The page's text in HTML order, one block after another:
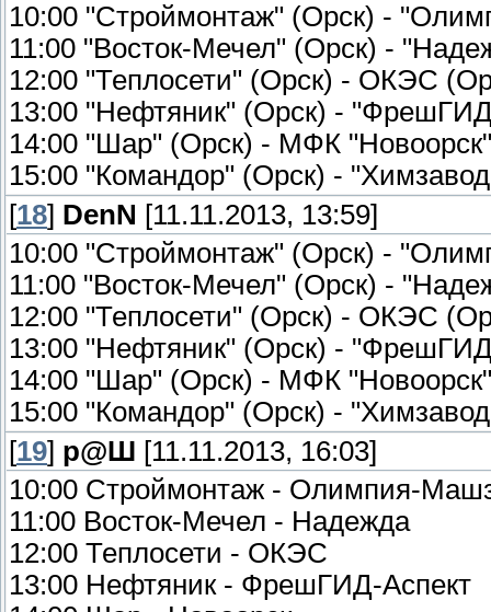
10:00 "Строймонтаж" (Орск) -
11:00 "Восток-Мечел" (Орск) -
12:00 "Теплосети" (Орск) - ОКЭС
13:00 "Нефтяник" (Орск) -
14:00 "Шар" (Орск) - МФК
15:00 "Командор" (Орск) -
[18] DenN [11.11.2013, 13:59]
10:00 "Строймонтаж" (Орск) -
11:00 "Восток-Мечел" (Орск) -
12:00 "Теплосети" (Орск) - ОКЭС
13:00 "Нефтяник" (Орск) -
14:00 "Шар" (Орск) - МФК
15:00 "Командор" (Орск) -
[19] р@Ш [11.11.2013, 16:03]
10:00 Строймонтаж - Олимпия-
11:00 Восток-Мечел -
12:00 Теплосети -
13:00 Нефтяник - ФрешГИД-